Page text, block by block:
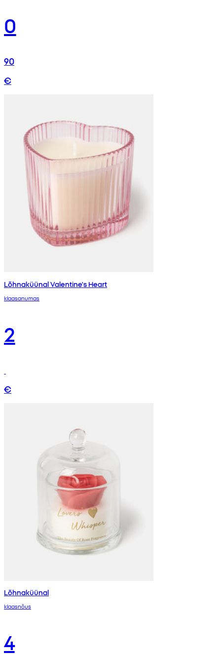
0
90
€
Lõhnaküünal Valentine's Heart
klaasanumas
2
€
Lõhnaküünal
klaasnõus
4